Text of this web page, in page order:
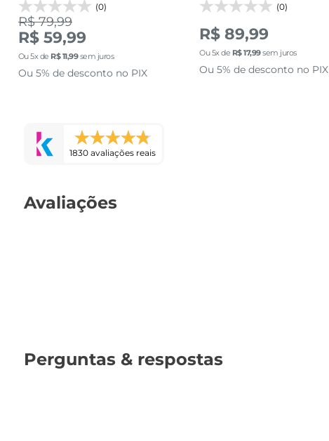
(0)
R$ 79,99
R$ 59,99
Ou5x de R$11,99sem juros
Ou 5% de desconto no PIX
(0)
R$ 89,99
Ou5x de R$17,99sem juros
Ou 5% de desconto no PIX
1830 avaliações reais
Avaliações
Perguntas & respostas